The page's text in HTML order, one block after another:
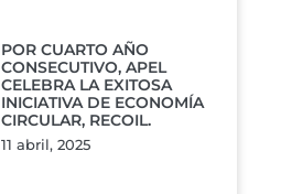
POR CUARTO AÑO
CONSECUTIVO, APEL
CELEBRA LA EXITOSA
INICIATIVA DE ECONOMÍA
CIRCULAR, RECOIL.
11 abril, 2025